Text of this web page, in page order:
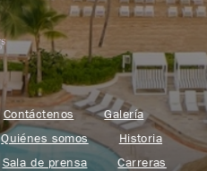
Contáctenos
Galería
Quiénes somos
Historia
Sala de prensa
Carreras